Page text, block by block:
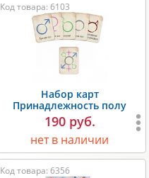
Код товара: 6103
Набор карт
Принадлежность полу
190 руб.
нет в наличии
Код товара: 6356